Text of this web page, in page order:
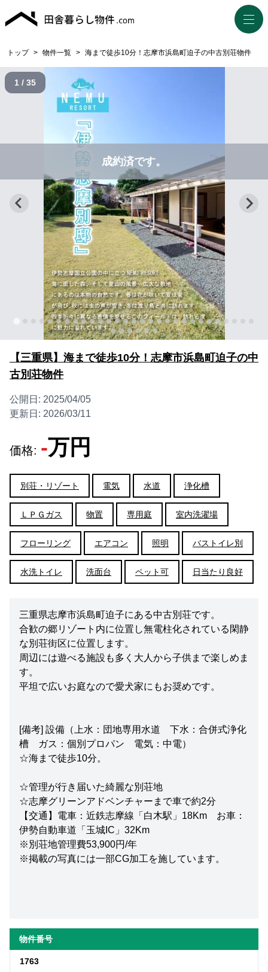
トップ > 物件一覧 > 海まで徒歩10分！志摩市浜島町迫子の中古別荘物件
成約済です。
1 / 35
【三重県】海まで徒歩10分！志摩市浜島町迫子の中
古別荘物件
公開日: 2025/04/05
更新日: 2026/03/11
価格: -万円
別荘・リゾート 電気 水道 浄化槽
ＬＰＧガス 物置 専用庭 室内洗濯場
フローリング エアコン 照明 バストイレ別
水洗トイレ 洗面台 ペット可 日当たり良好
三重県志摩市浜島町迫子にある中古別荘です。
合歓の郷リゾート内に位置し無電柱化されている閑静
な別荘街区に位置します。
周辺には遊べる施設も多く大人から子供まで楽しめま
す。
平坦で広いお庭なので愛犬家にもお奨めです。
[備考] 設備（上水：団地専用水道 下水：合併式浄化
槽 ガス：個別プロパン 電気：中電）
☆海まで徒歩10分。
☆管理が行き届いた綺麗な別荘地
☆志摩グリーンアドベンチャーまで車で約2分
【交通】電車：近鉄志摩線「白木駅」18Km お車：
伊勢自動車道「玉城IC」32Km
※別荘地管理費53,900円/年
※掲載の写真には一部CG加工を施しています。
物件番号
1763